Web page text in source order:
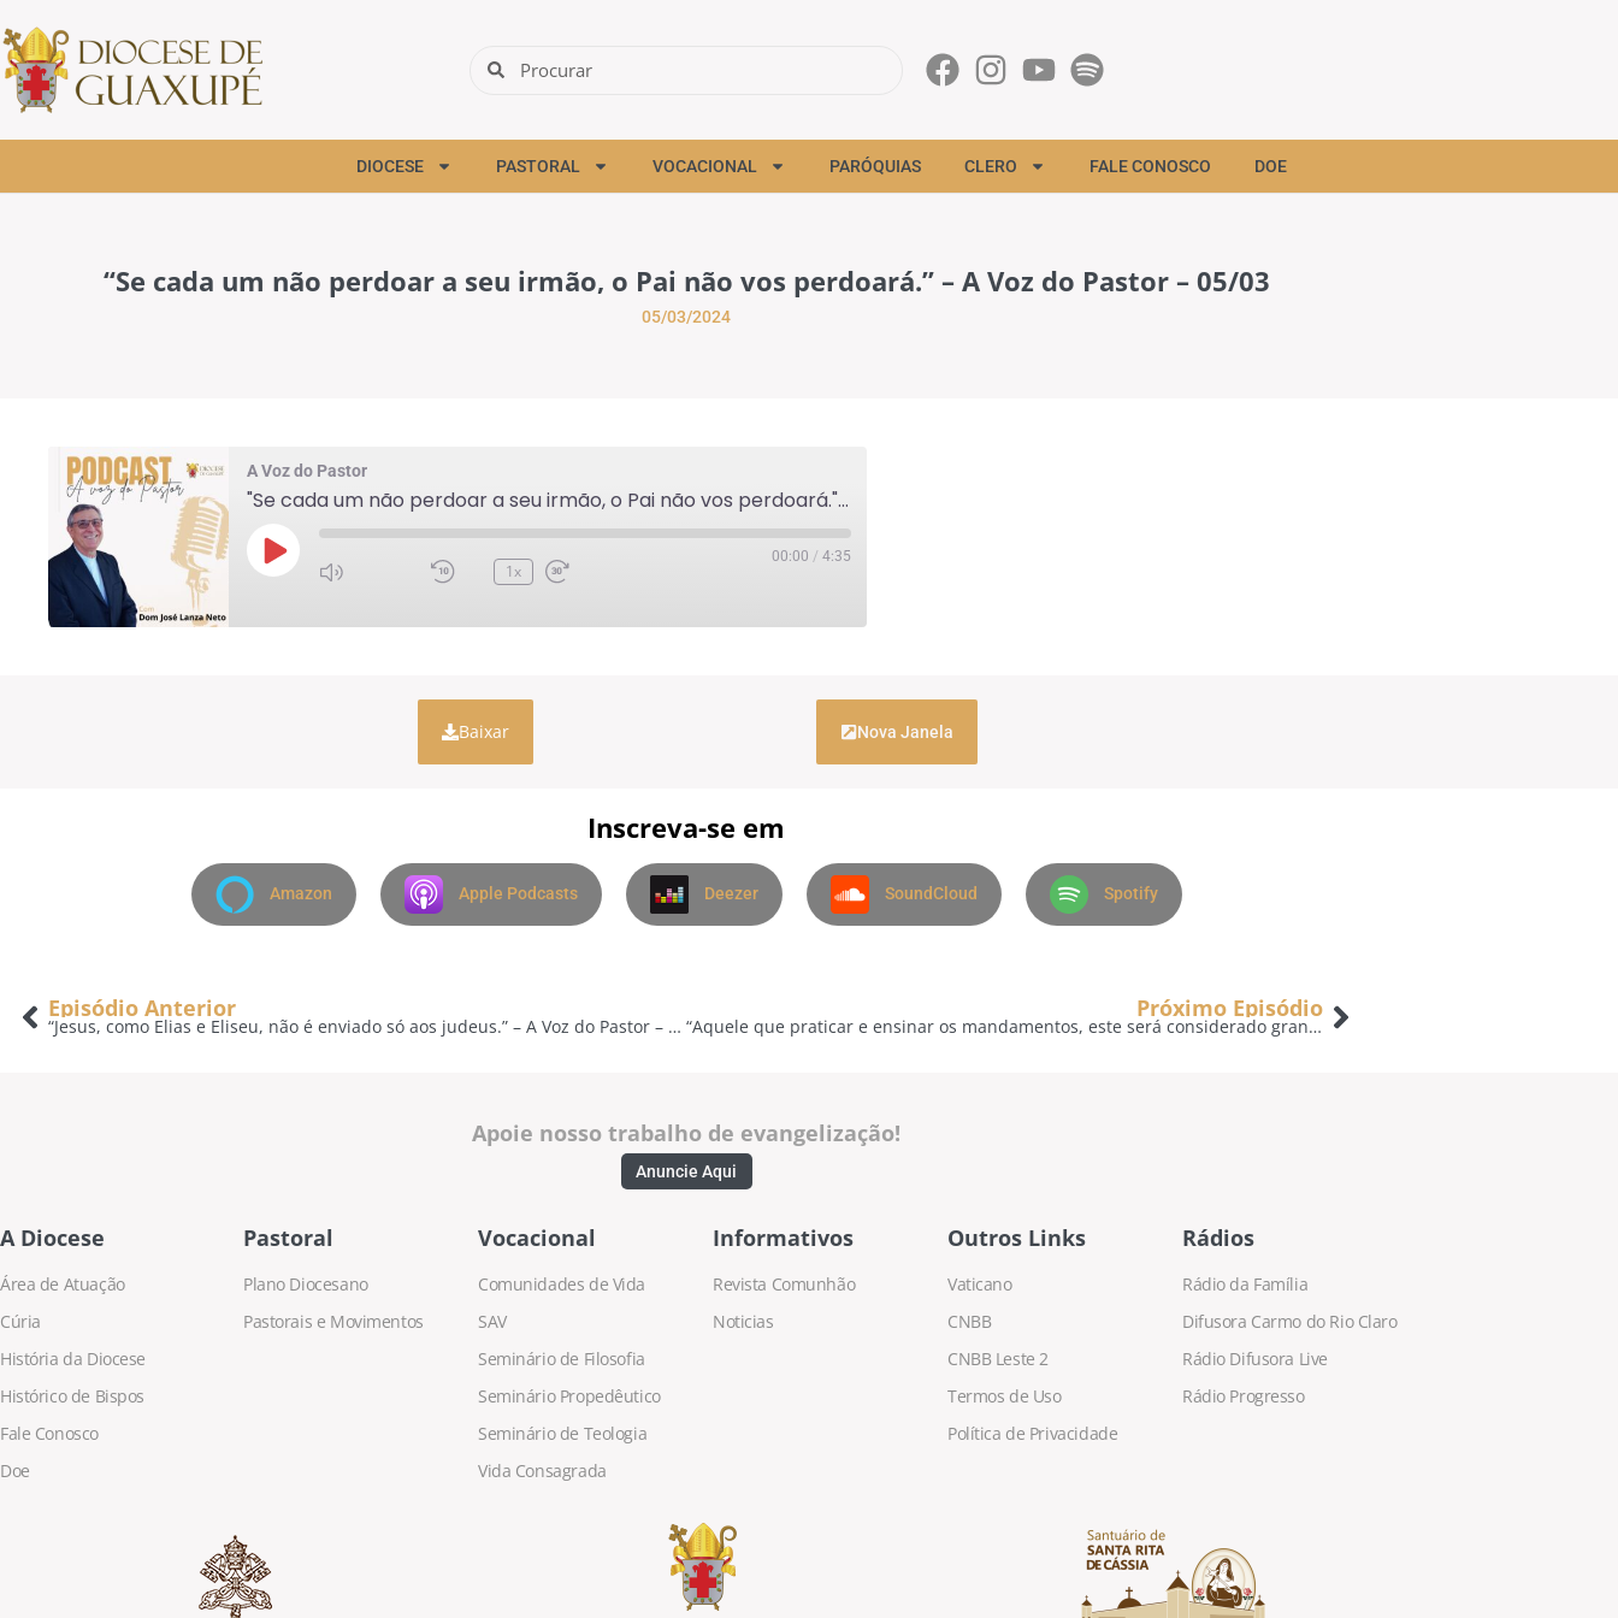
DIOCESE PASTORAL VOCACIONAL PARÓQUIAS CLERO FALE CONOSCO DOE
“Se cada um não perdoar a seu irmão, o Pai não vos perdoará.” – A Voz do Pastor – 05/03
05/03/2024
A Voz do Pastor
"Se cada um não perdoar a seu irmão, o Pai não vos perdoará." - A Voz do Pastor - 05/03
1x
00:00 / 4:35
Baixar Nova Janela
Inscreva-se em
Amazon Apple Podcasts Deezer SoundCloud Spotify
Episódio Anterior
“Jesus, como Elias e Eliseu, não é enviado só aos judeus.” – A Voz do Pastor – 04/03
Próximo Episódio
“Aquele que praticar e ensinar os mandamentos, este será considerado grande.” – A Voz do Pastor – 06/03
Apoie nosso trabalho de evangelização!
Anuncie Aqui
A Diocese
Área de Atuação
Cúria
História da Diocese
Histórico de Bispos
Fale Conosco
Doe
Pastoral
Plano Diocesano
Pastorais e Movimentos
Vocacional
Comunidades de Vida
SAV
Seminário de Filosofia
Seminário Propedêutico
Seminário de Teologia
Vida Consagrada
Informativos
Revista Comunhão
Noticias
Outros Links
Vaticano
CNBB
CNBB Leste 2
Termos de Uso
Política de Privacidade
Rádios
Rádio da Família
Difusora Carmo do Rio Claro
Rádio Difusora Live
Rádio Progresso